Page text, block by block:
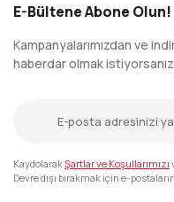
E-Bültene Abone Olun!
Kampanyalarımızdan ve
haberdar olmak
KaydolarakŞartlar ve Koşullarımızı
Devre dışı bırakmak için e-